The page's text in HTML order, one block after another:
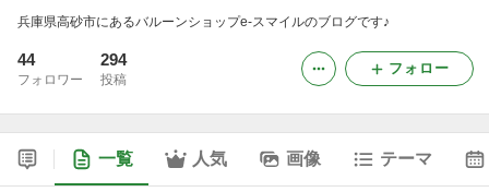
兵庫県高砂市にあるバルーンショップe-スマイルのブログです♪
44
フォロワー
294
投稿
フォロー
一覧 人気 画像 テーマ